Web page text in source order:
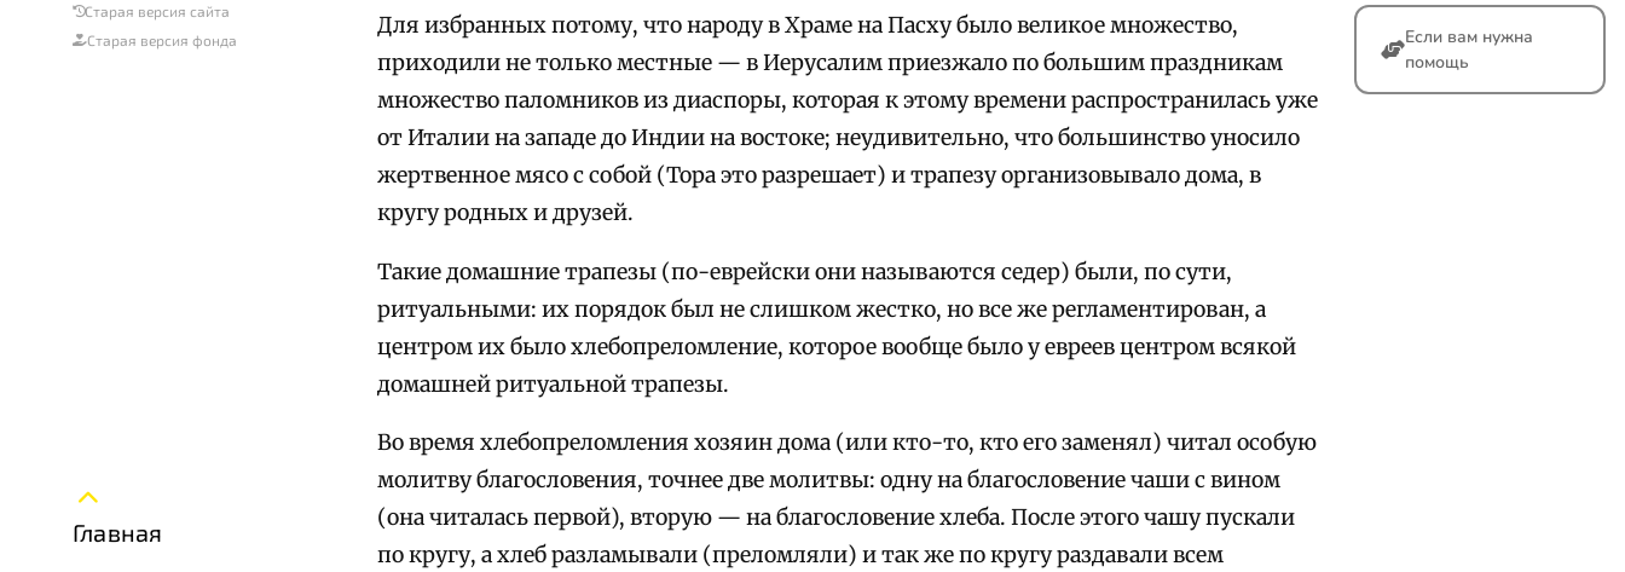
Старая версия сайта
Старая версия фонда
Главная
Для избранных потому, что народу в Храме на Пасху было великое множество,
приходили не только местные — в Иерусалим приезжало по большим праздникам
множество паломников из диаспоры, которая к этому времени распространилась уже
от Италии на западе до Индии на востоке; неудивительно, что большинство уносило
жертвенное мясо с собой (Тора это разрешает) и трапезу организовывало дома, в
кругу родных и друзей.
Такие домашние трапезы (по-еврейски они называются седер) были, по сути,
ритуальными: их порядок был не слишком жестко, но все же регламентирован, а
центром их было хлебопреломление, которое вообще было у евреев центром всякой
домашней ритуальной трапезы.
Во время хлебопреломления хозяин дома (или кто-то, кто его заменял) читал особую
молитву благословения, точнее две молитвы: одну на благословение чаши с вином
(она читалась первой), вторую — на благословение хлеба. После этого чашу пускали
по кругу, а хлеб разламывали (преломляли) и так же по кругу раздавали всем
Если вам нужна
помощь